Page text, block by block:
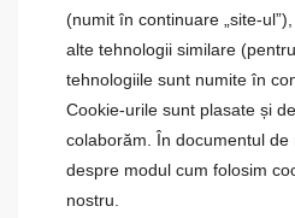
(numit în continuare „site-
alte tehnologii similare
tehnologiile sunt numite în
Cookie-urile sunt plasate și
colaborăm. În documentul de
despre modul cum folosim
nostru.